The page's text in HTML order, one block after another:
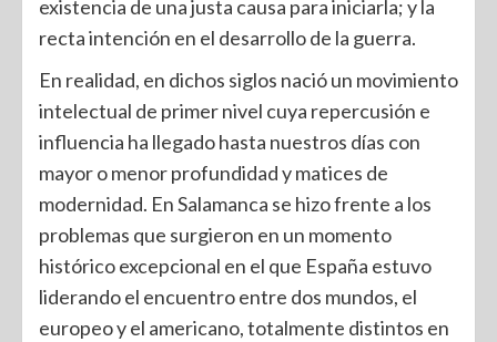
existencia de una justa causa para iniciarla; y la
recta intención en el desarrollo de la guerra.
En realidad, en dichos siglos nació un movimiento
intelectual de primer nivel cuya repercusión e
influencia ha llegado hasta nuestros días con
mayor o menor profundidad y matices de
modernidad. En Salamanca se hizo frente a los
problemas que surgieron en un momento
histórico excepcional en el que España estuvo
liderando el encuentro entre dos mundos, el
europeo y el americano, totalmente distintos en